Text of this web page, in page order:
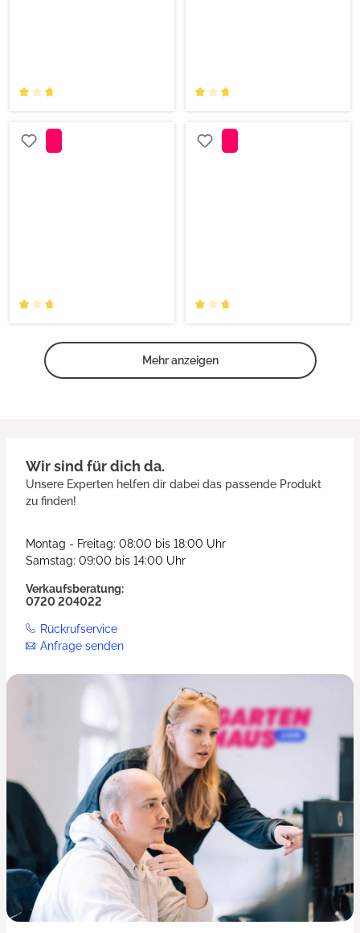
Mehr anzeigen
Wir sind für dich da.
Unsere Experten helfen dir dabei das passende Produkt
zu finden!
Montag - Freitag: 08:00 bis 18:00 Uhr
Samstag: 09:00 bis 14:00 Uhr
Verkaufsberatung:
0720 204022
Rückrufservice
Anfrage senden